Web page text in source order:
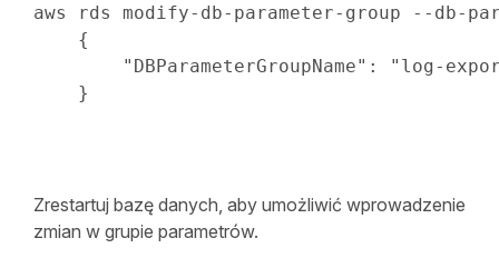
aws rds modify-db-parameter-group --db-
{
"DBParameterGroupName" :
"log-
}
Zrestartuj bazę danych, aby umożliwić wprowadzenie
zmian w grupie parametrów.